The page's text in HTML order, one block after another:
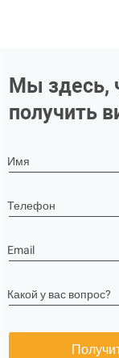
Мы здесь,
получить
Имя
Телефон
Email
Какой у вас вопрос?